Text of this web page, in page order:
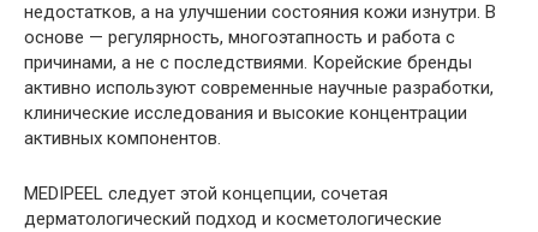
недостатков, а на улучшении состояния кожи изнутри. В
основе — регулярность, многоэтапность и работа с
причинами, а не с последствиями. Корейские бренды
активно используют современные научные разработки,
клинические исследования и высокие концентрации
активных компонентов.
MEDIPEEL следует этой концепции, сочетая
дерматологический подход и косметологические